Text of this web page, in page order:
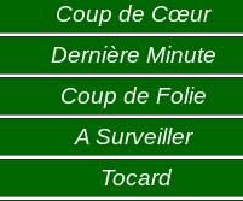
Coup de Cœur
Dernière Minute
Coup de Folie
A Surveiller
Tocard